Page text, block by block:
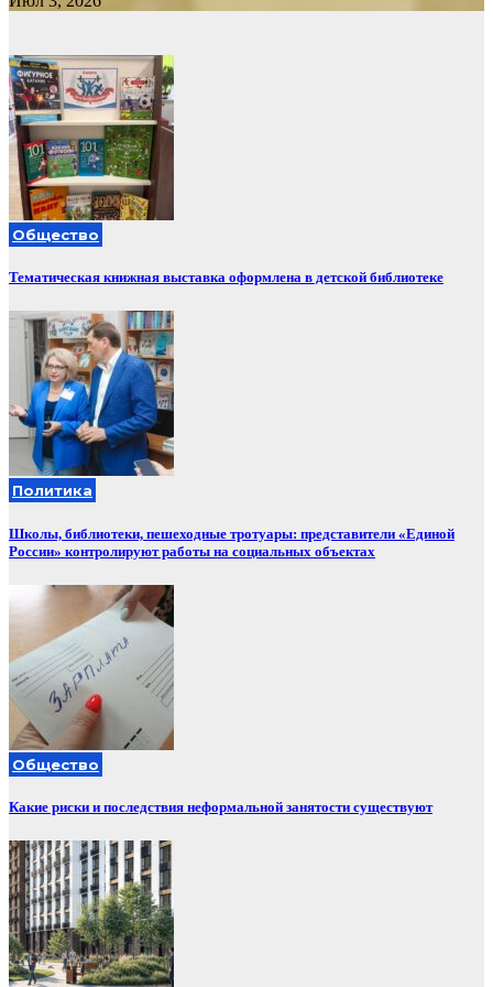
Общество
Тематическая книжная выставка оформлена в детской библиотеке
Политика
Школы, библиотеки, пешеходные тротуары: представители «Единой
России» контролируют работы на социальных объектах
Общество
Какие риски и последствия неформальной занятости существуют